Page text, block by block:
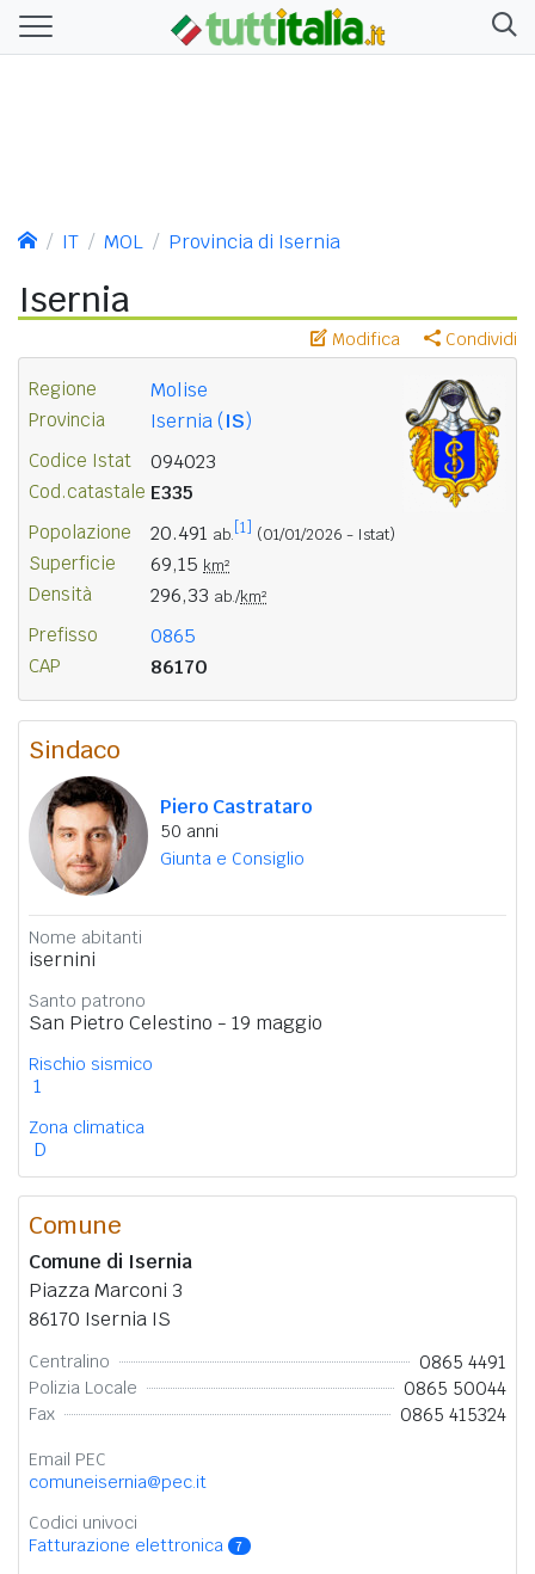
IT MOL Provincia di Isernia
Isernia
Modifica Condividi
Regione Molise
Provincia Isernia (IS)
Codice Istat 094023
Cod.catastale E335
Popolazione 20.491 ab. [1] (01/01/2026 - Istat)
Superficie 69,15 km²
Densità 296,33 ab./km²
Prefisso 0865
CAP 86170
Sindaco
Piero Castrataro
50 anni
Giunta e Consiglio
Nome abitanti
isernini
Santo patrono
San Pietro Celestino - 19 maggio
Rischio sismico
1
Zona climatica
D
Comune
Comune di Isernia
Piazza Marconi 3
86170 Isernia IS
Centralino 0865 4491
Polizia Locale 0865 50044
Fax 0865 415324
Email PEC
comuneisernia@pec.it
Codici univoci
Fatturazione elettronica
7